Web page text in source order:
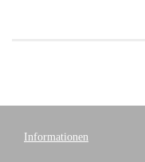
Informationen